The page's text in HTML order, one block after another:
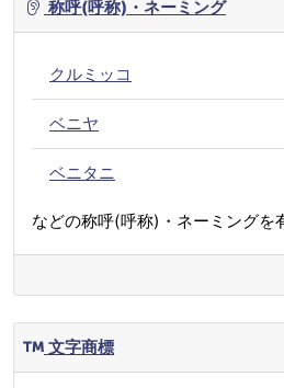
称呼(呼称)・ネーミング
クルミッコ
ベニヤ
ベニタニ
などの称呼(呼称)・ネーミングを
文字商標